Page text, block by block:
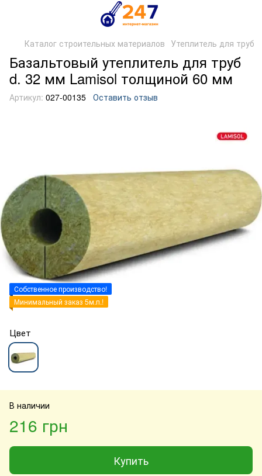
Каталог строительных материалов Утеплитель для труб
Базальтовый утеплитель для труб
d. 32 мм Lamisol толщиной 60 мм
Артикул: 027-00135 Оставить отзыв
Собственное производство!
Минимальный заказ 5м.п.!
Цвет
В наличии
216 грн
Купить